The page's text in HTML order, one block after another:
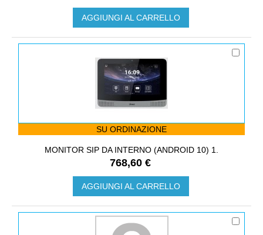
AGGIUNGI AL CARRELLO
SU ORDINAZIONE
MONITOR SIP DA INTERNO (ANDROID 10) 1.
768,60 €
AGGIUNGI AL CARRELLO